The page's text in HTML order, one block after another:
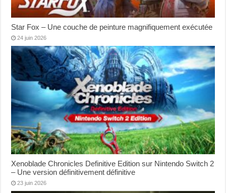
Star Fox – Une couche de peinture magnifiquement exécutée
24 juin 2026
Xenoblade Chronicles Definitive Edition sur Nintendo Switch 2
– Une version définitivement définitive
23 juin 2026